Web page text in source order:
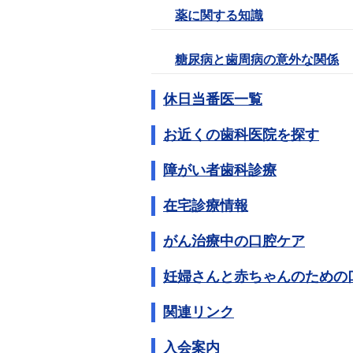
薬に関する知識
糖尿病と歯周病の意外な関係
休日当番医一覧
お近くの歯科医院を探す
障がい者歯科診療
在宅診療情報
がん治療中の口腔ケア
妊婦さんと赤ちゃんのための
関連リンク
入会案内